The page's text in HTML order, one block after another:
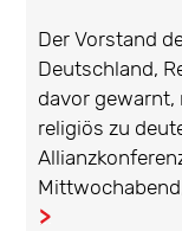
Der Vorstand
Deutschland,
davor gewarnt,
religiös zu
...